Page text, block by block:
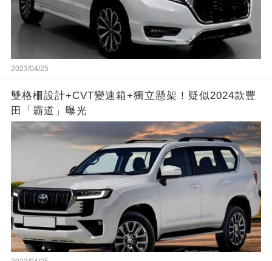
2023/04/25
雙格柵設計+CVT變速箱+獨立懸架！疑似2024款豐
田「霸道」曝光